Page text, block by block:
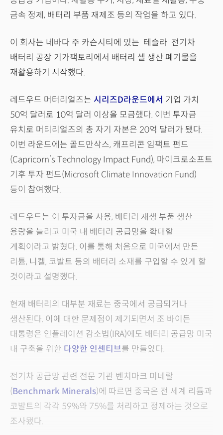
금속 정제, 배터리 부품 재제조 등의 작업을 하고 있다.
이 회사는 네바다 주 카슨시티에 있는 테슬라 전기차
배터리 공장 기가팩토리에서 배터리 셀 생산 폐기물을
재활용하기 시작했다.
레드우드 머터리얼즈는 시리즈D라운드에서 기업 가치
50억 달러로 10억 달러 이상을 모금했다. 이번 투자금
유치로 머티리얼즈의 총 자기 자본은 20억 달러가 됐다.
이번 라운드에는 골드만삭스, 캐프리콘 임팩트 펀드
(Capricorn’s Technology Impact Fund), 마이크로소프트
기후 투자 펀드(Microsoft Climate Innovation Fund)
등이 참여했다.
레드우드는 이 투자금을 사용, 배터리 재생 부품 생산
용량을 늘리고 미국 내 배터리 공급망을 확대할
계획이라고 밝혔다. 이를 통해 처음으로 미국에서 만든
리튬, 니켈, 코발트 등의 배터리 소재를 구입할 수 있게 할
것이라고 설명했다.
현재 배터리의 대부분 재료는 중국에서 공급되거나
생산된다. 이에 대한 문제점이 제기되면서 조 바이든
대통령은 인플레이션 감소법(IRA)에도 배터리 공급망 미국
내 구축을 위한 다양한 인센티브를 만들었다.
전기차 공급망 관련 전문 기관 벤치마크 미네랄
(Benchmark Minerals)에 따르면 중국은 전 세계 리튬과
코발트의 각각 59%와 75%를 처리하고 정제하는 것으로
조사됐다.